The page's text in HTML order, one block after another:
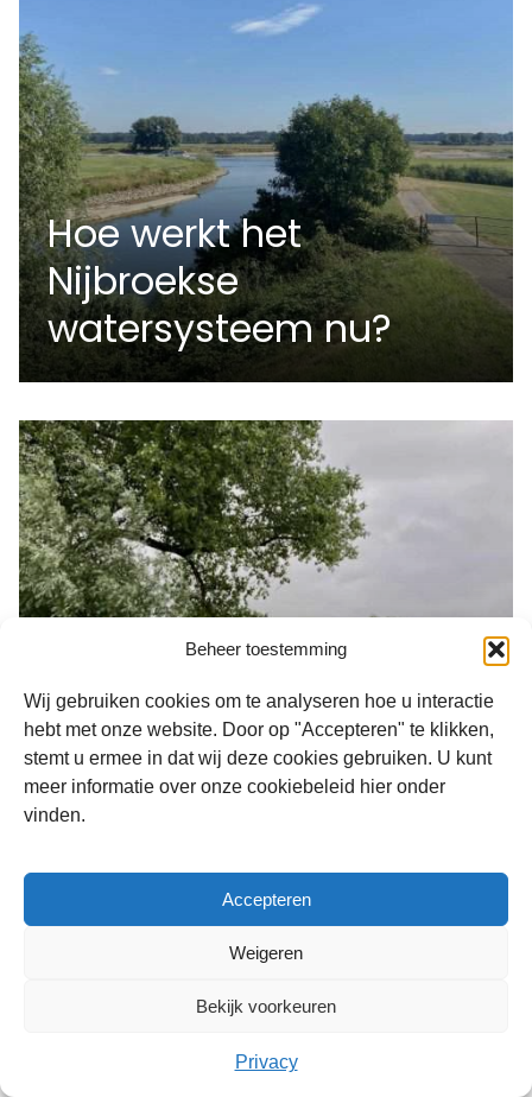
Beheer toestemming
Wij gebruiken cookies om te analyseren hoe u interactie
hebt met onze website. Door op "Accepteren" te klikken,
stemt u ermee in dat wij deze cookies gebruiken. U kunt
meer informatie over onze cookiebeleid hier onder
vinden.
Accepteren
Weigeren
Bekijk voorkeuren
Privacy
Hoe werkt het
Nijbroekse
watersysteem nu?
Huidig peilbeheer en
onderhoud